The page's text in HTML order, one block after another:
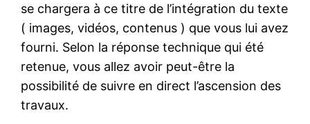
se chargera à ce titre de l’intégration du texte
( images, vidéos, contenus ) que vous lui avez
fourni. Selon la réponse technique qui été
retenue, vous allez avoir peut-être la
possibilité de suivre en direct l’ascension des
travaux.